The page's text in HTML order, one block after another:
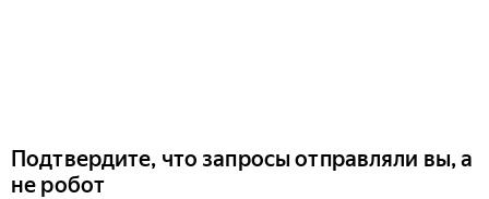
Подтвердите, что запросы отправляли вы, а
не робот